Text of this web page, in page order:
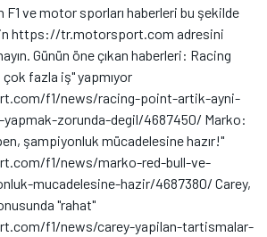
F1 ve motor sporları haberleri bu şekilde
https://tr.motorsport.com adresini
Günün öne çıkan haberleri: Racing
çok fazla iş" yapmıyor
f1/news/racing-point-artik-ayni-
zorunda-degil/4687450/ Marko:
şampiyonluk mücadelesine hazır!"
f1/news/marko-red-bull-ve-
mucadelesine-hazir/4687380/ Carey,
"rahat"
f1/news/carey-yapilan-tartismalar-